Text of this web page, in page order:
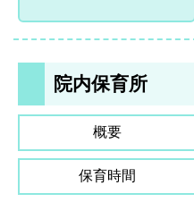
採
診療サ
院内保育所
概要
保育時間